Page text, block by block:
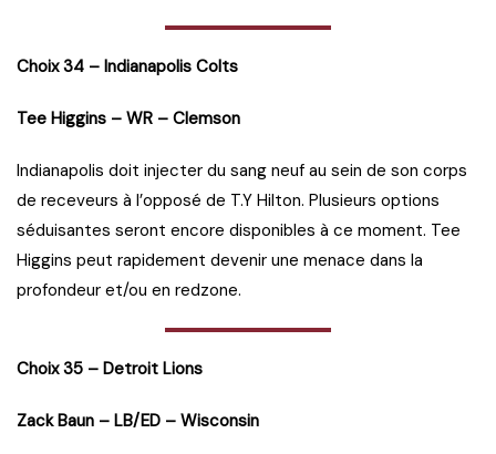
Choix 34 – Indianapolis Colts
Tee Higgins – WR – Clemson
Indianapolis doit injecter du sang neuf au sein de son corps
de receveurs à l’opposé de T.Y Hilton. Plusieurs options
séduisantes seront encore disponibles à ce moment. Tee
Higgins peut rapidement devenir une menace dans la
profondeur et/ou en redzone.
Choix 35 – Detroit Lions
Zack Baun – LB/ED – Wisconsin